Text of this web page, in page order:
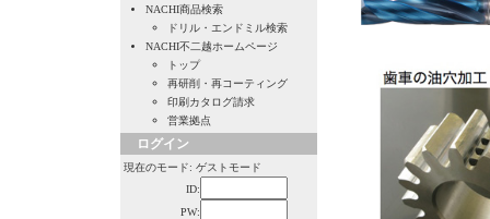
NACHI商品検索
ドリル・エンドミル検索
NACHI不二越ホームページ
トップ
再研削・再コーティング
印刷カタログ請求
営業拠点
ログイン
現在のモード: ゲストモード
ID:
PW: